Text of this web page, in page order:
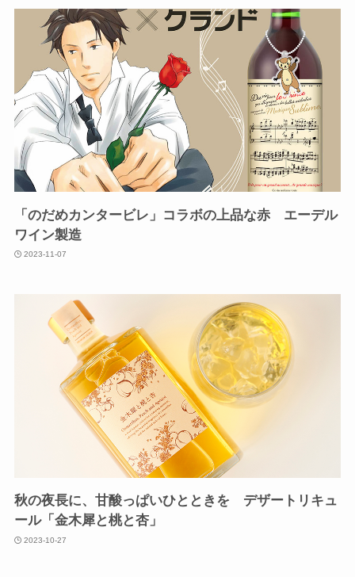
「のだめカンタービレ」コラボの上品な赤 エーデル
ワイン製造
2023-11-07
秋の夜長に、甘酸っぱいひとときを デザートリキュ
ール「金木犀と桃と杏」
2023-10-27